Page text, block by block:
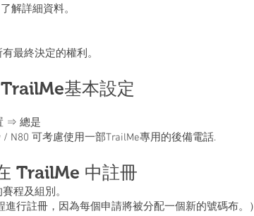
了解詳細資料。
最終決定的權利。
基本設定
⇒ 總是
N80 可考慮使用一部TrailMe專用的後備電話.
TrailMe 中註冊
程及組別。
行註冊，因為每個申請將被分配一個新的號碼布。）